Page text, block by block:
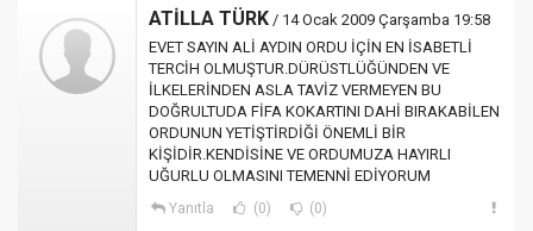
ATİLLA TÜRK / 14 Ocak 2009 Çarşamba 19:58
EVET SAYIN ALİ AYDIN ORDU İÇİN EN İSABETLİ
TERCİH OLMUŞTUR.DÜRÜSTLÜĞÜNDEN VE
İLKELERİNDEN ASLA TAVİZ VERMEYEN BU
DOĞRULTUDA FİFA KOKARTINI DAHİ BIRAKABİLEN
ORDUNUN YETİŞTİRDİĞİ ÖNEMLİ BİR
KİŞİDİR.KENDİSİNE VE ORDUMUZA HAYIRLI
UĞURLU OLMASINI TEMENNİ EDİYORUM
Yanıtla (0) (0)